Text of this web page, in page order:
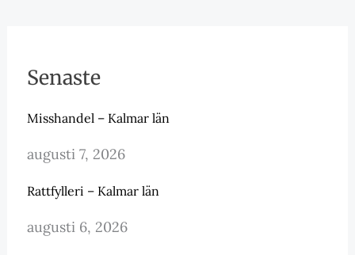
Senaste
Misshandel – Kalmar län
augusti 7, 2026
Rattfylleri – Kalmar län
augusti 6, 2026